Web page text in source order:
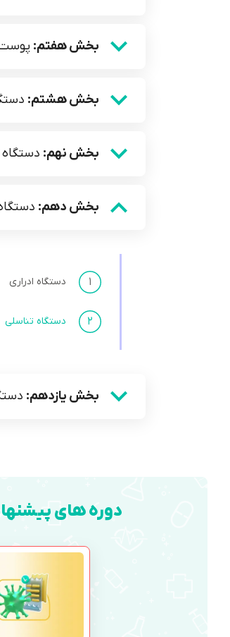
بخش هفتم:
بخش هشتم:
بخش نهم:
بخش دهم:
۱ دستگاه ادراری
۲ دستگاه تناسلی
بخش یازدهم:
دوره های